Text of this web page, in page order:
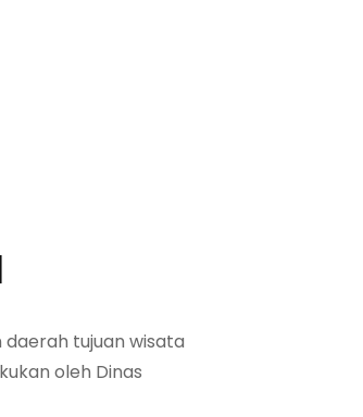
daerah tujuan wisata
oleh Dinas